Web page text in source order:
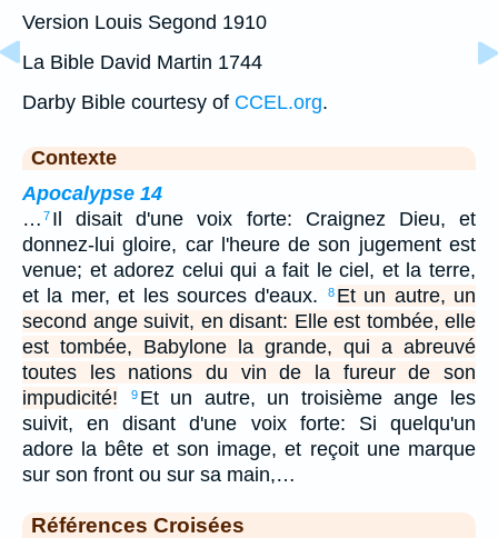
Version Louis Segond 1910
La Bible David Martin 1744
Darby Bible courtesy of CCEL.org.
Contexte
Apocalypse 14
… 7 Il disait d'une voix forte: Craignez Dieu, et
donnez-lui gloire, car l'heure de son jugement est
venue; et adorez celui qui a fait le ciel, et la terre,
et la mer, et les sources d'eaux.
8 Et un autre, un
second ange suivit, en disant: Elle est tombée, elle
est tombée, Babylone la grande, qui a abreuvé
toutes les nations du vin de la fureur de son
impudicité!
9 Et un autre, un troisième ange les
suivit, en disant d'une voix forte: Si quelqu'un
adore la bête et son image, et reçoit une marque
sur son front ou sur sa main,…
Références Croisées